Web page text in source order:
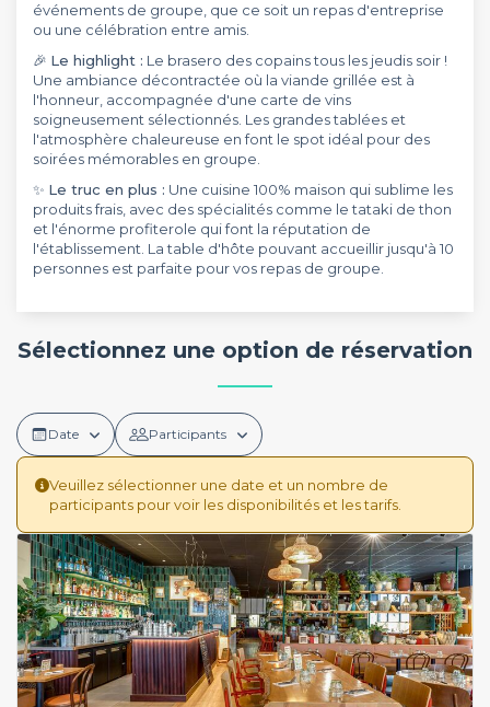
événements de groupe, que ce soit un repas d'entreprise
ou une célébration entre amis.
🎉 Le highlight : Le brasero des copains tous les jeudis soir !
Une ambiance décontractée où la viande grillée est à
l'honneur, accompagnée d'une carte de vins
soigneusement sélectionnés. Les grandes tablées et
l'atmosphère chaleureuse en font le spot idéal pour des
soirées mémorables en groupe.
✨ Le truc en plus : Une cuisine 100% maison qui sublime les
produits frais, avec des spécialités comme le tataki de thon
et l'énorme profiterole qui font la réputation de
l'établissement. La table d'hôte pouvant accueillir jusqu'à 10
personnes est parfaite pour vos repas de groupe.
Sélectionnez une option de réservation
Date Participants
Veuillez sélectionner une date et un nombre de
participants pour voir les disponibilités et les tarifs.